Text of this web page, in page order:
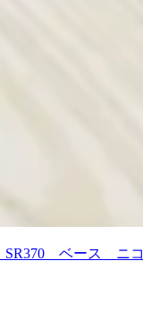
ベース ニコ